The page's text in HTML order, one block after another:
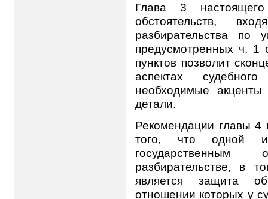
Глава 3
обстоятельств,
разбирательства по
предусмотренных ч.
пунктов позволит
аспектах судебного
необходимые
детали.
Рекомендации главы 4
того, что одной
разбирательстве, в
является защита
отношении которых у